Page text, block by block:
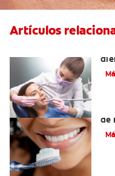
Artículos
de